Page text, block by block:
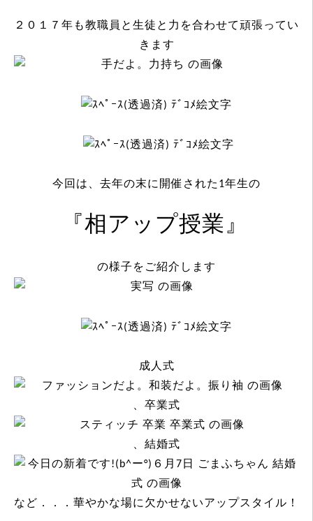
２０１７年も教職員と生徒と力を合わせて頑張ってい
きます
今回は、去年の末に開催された1年生の
『相アップ授業』
の様子をご紹介します
成人式
、卒業式
、結婚式
など．．．華やかな場に欠かせないアップスタイル！